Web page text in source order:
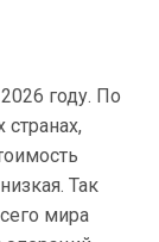
году. По
Так
мира